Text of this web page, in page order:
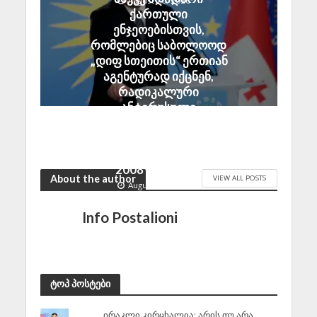
ქართული
ენჯეოებისთვის,
რომლებიც საბოლოოდ
„დიფ სთეითის“ ერთიან
აგენტურად იქცნენ,
რადიკალური
ანტირუსული
2008 წლის ომი
August 10, 2026
About the author VIEW ALL POSTS
Info Postalioni
ტოპ პოსტები